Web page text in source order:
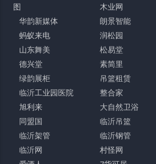
图
木业网
华韵新媒体
朗景智能
蚂蚁来电
润松园
山东舞美
松易堂
德兴堂
素简里
绿韵展柜
吊篮租赁
临沂工业园医院
整合家
旭利来
大自然卫浴
同盟国
临沂吊篮
临沂架管
临沂钢管
临沂网
村怪网